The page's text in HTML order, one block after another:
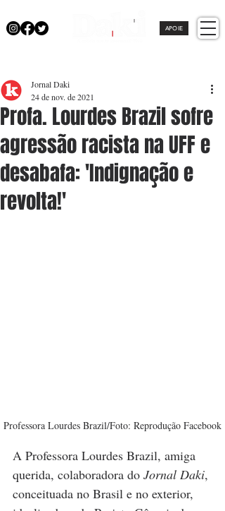
APOIE
Profa. Lourdes Brazil sofre
agressão racista na UFF e
desabafa: 'Indignação e
revolta!'
Jornal Daki
24 de nov. de 2021
Professora Lourdes Brazil/Foto: Reprodução Facebook
A Professora Lourdes Brazil, amiga
querida, colaboradora do Jornal Daki,
conceituada no Brasil e no exterior,